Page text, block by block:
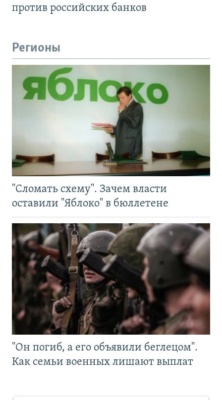
против российских банков
Регионы
"Сломать схему". Зачем власти
оставили "Яблоко" в бюллетене
"Он погиб, а его объявили беглецом".
Как семьи военных лишают выплат